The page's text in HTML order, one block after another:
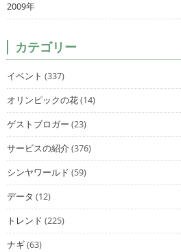
2009年
カテゴリー
イベント (337)
オリンピックの花(14)
ゲストブロガー (23)
サービスの紹介(376)
シンヤワールド (59)
データ (12)
トレンド (225)
ナギ(63)